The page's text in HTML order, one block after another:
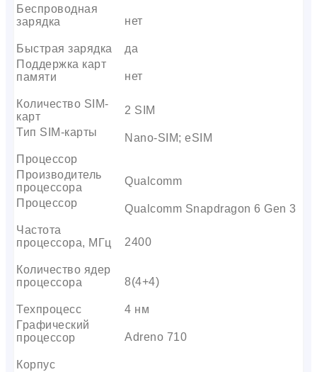
Беспроводная
зарядка
нет
Быстрая зарядка
да
Поддержка карт
памяти
нет
Количество SIM-
карт
2 SIM
Тип SIM-карты
Nano-SIM; eSIM
Процессор
Производитель
процессора
Qualcomm
Процессор
Qualcomm Snapdragon 6 Gen 3
Частота
процессора, МГц
2400
Количество ядер
процессора
8(4+4)
Техпроцесс
4 нм
Графический
процессор
Adreno 710
Корпус